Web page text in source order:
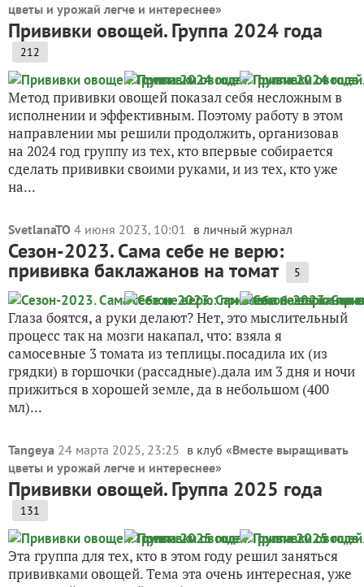
цветы и урожай легче и интереснее»
Прививки овощей. Группа 2024 года
212
Метод прививки овощей показал себя несложным в
исполнении и эффективным. Поэтому работу в этом
направлении мы решили продолжить, организовав
на 2024 год группу из тех, кто впервые собирается
сделать прививки своими руками, и из тех, кто уже
на...
SvetlanaTO 4 июня 2023, 10:01 в личный журнал
Сезон-2023. Сама себе не верю:
прививка баклажанов на томат 5
Глаза боятся, а руки делают? Нет, это мыслительный
процесс так на мозги накапал, что: взяла я
самосевные 3 томата из теплицы.посадила их (из
грядки) в горшочки (рассадные).дала им 3 дня и ночи
прижиться в хорошей земле, да в небольшом (400
мл)...
Tangeya 24 марта 2025, 23:25 в клуб «Вместе выращивать
цветы и урожай легче и интереснее»
Прививки овощей. Группа 2025 года
131
Эта группа для тех, кто в этом году решил заняться
прививками овощей. Тема эта очень интересная, уже